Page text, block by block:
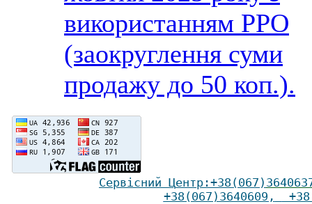
використанням РРО
(заокруглення суми
продажу до 50 коп.).
Сервісний Центр :+38(067)
+38(067)3640609 ,